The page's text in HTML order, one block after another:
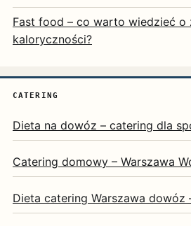
Fast food – co warto wiedzieć o
kaloryczności?
CATERING
Dieta na dowóz – catering dla
Catering domowy – Warszawa
Dieta catering Warszawa dowóz